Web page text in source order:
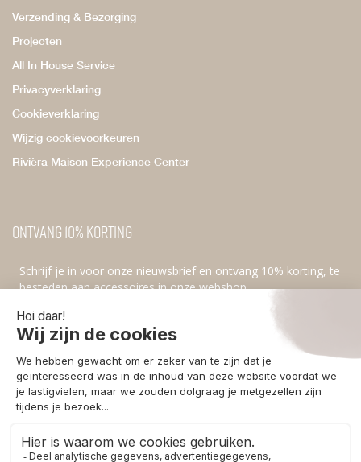
Verzending & Bezorging
Projecten
All In House Service
Privacyverklaring
Cookieverklaring
Wijzig cookievoorkeuren
Rivièra Maison Experience Center
Ontvang 10% korting
Schrijf je in voor onze nieuwsbrief en ontvang 10% korting, te
besteden aan accessoires in onze webshop.
Ik ga akkoord met deprivacyvoorwaarden.